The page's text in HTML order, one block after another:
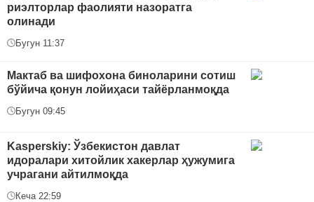
риэлторлар фаолияти назоратга
олинади
Бугун 11:37
Мактаб ва шифохона биноларини сотиш
бўйича қонун лойиҳаси тайёрланмоқда
Бугун 09:45
Kasperskiy: Ўзбекистон давлат
идоралари хитойлик хакерлар ҳужумига
учрагани айтилмоқда
Кеча 22:59